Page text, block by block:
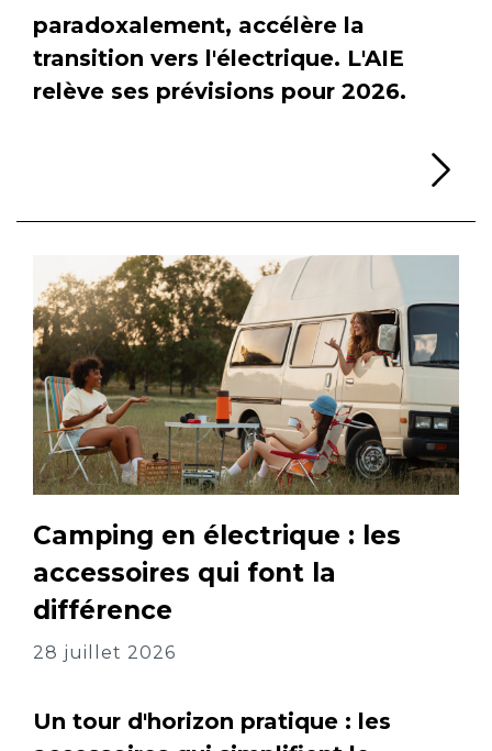
paradoxalement, accélère la
transition vers l'électrique. L'AIE
relève ses prévisions pour 2026.
Camping en électrique : les
accessoires qui font la
différence
28 juillet 2026
Un tour d'horizon pratique : les